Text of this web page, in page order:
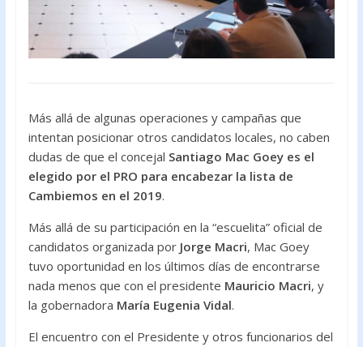
Más allá de algunas operaciones y campañas que
intentan posicionar otros candidatos locales, no caben
dudas de que el concejal Santiago Mac Goey es el
elegido por el PRO para encabezar la lista de
Cambiemos en el 2019.
Más allá de su participación en la “escuelita” oficial de
candidatos organizada por Jorge Macri, Mac Goey
tuvo oportunidad en los últimos días de encontrarse
nada menos que con el presidente Mauricio Macri, y
la gobernadora María Eugenia Vidal.
El encuentro con el Presidente y otros funcionarios del